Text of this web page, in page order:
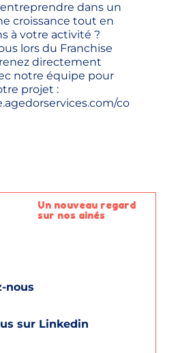
dans un
croissance tout en
à votre activité ?
lors du Franchise
directement
notre équipe pour
projet :
co
Un nouveau regard
sur nos ainés
nous
sur Linkedin